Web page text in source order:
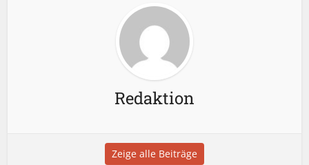
Redaktion
Zeige alle Beiträge